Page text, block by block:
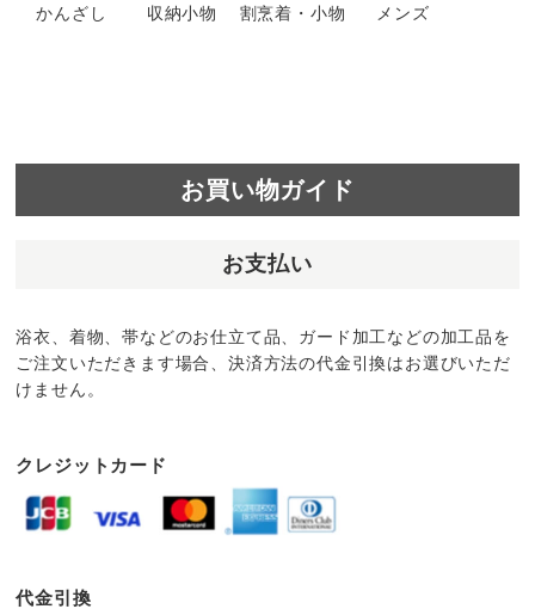
かんざし 収納小物 割烹着・小物 メンズ
お買い物ガイド
お支払い
浴衣、着物、帯などのお仕立て品、ガード加工などの加工品を
ご注文いただきます場合、決済方法の代金引換はお選びいただ
けません。
クレジットカード
代金引換